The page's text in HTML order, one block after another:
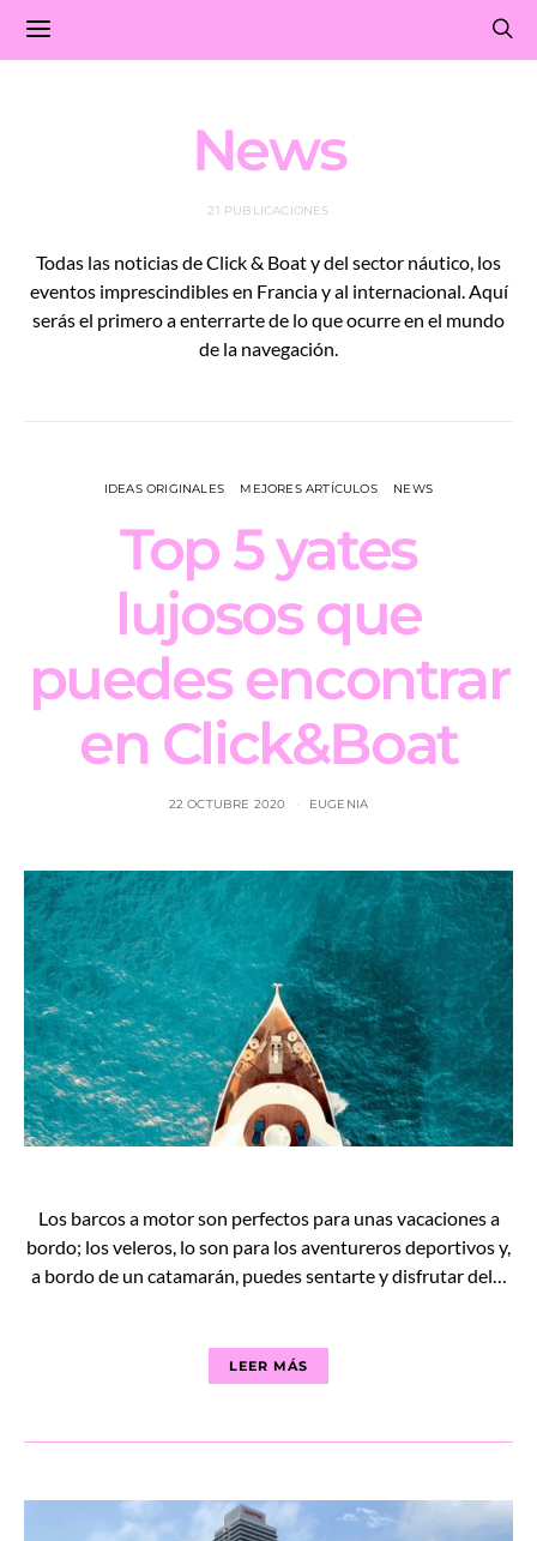
News
21 PUBLICACIONES
Todas las noticias de Click & Boat y del sector náutico, los
eventos imprescindibles en Francia y al internacional. Aquí
serás el primero a enterrarte de lo que ocurre en el mundo
de la navegación.
IDEAS ORIGINALES MEJORES ARTÍCULOS NEWS
Top 5 yates
lujosos que
puedes encontrar
en Click&Boat
22 OCTUBRE 2020 EUGENIA
Los barcos a motor son perfectos para unas vacaciones a
bordo; los veleros, lo son para los aventureros deportivos y,
a bordo de un catamarán, puedes sentarte y disfrutar del…
LEER MÁS